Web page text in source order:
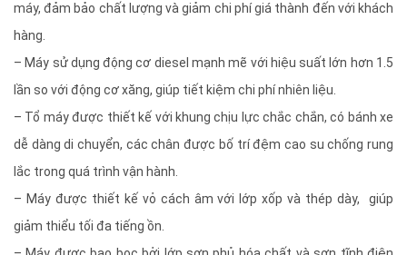
máy, đảm bảo chất lượng và giảm chi phí giá thành đến với khách
hàng.
– Máy sử dụng động cơ diesel mạnh mẽ với hiệu suất lớn hơn 1.5
lần so với động cơ xăng, giúp tiết kiệm chi phí nhiên liệu.
– Tổ máy được thiết kế với khung chịu lực chắc chắn, có bánh xe
dễ dàng di chuyển, các chân được bố trí đệm cao su chống rung
lắc trong quá trình vận hành.
– Máy được thiết kế vỏ cách âm với lớp xốp và thép dày, giúp
giảm thiểu tối đa tiếng ồn.